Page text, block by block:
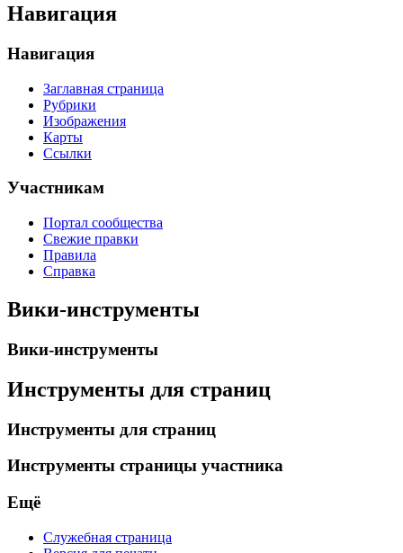
Навигация
Навигация
Заглавная страница
Рубрики
Изображения
Карты
Ссылки
Участникам
Портал сообщества
Свежие правки
Правила
Справка
Вики-инструменты
Вики-инструменты
Инструменты для страниц
Инструменты для страниц
Инструменты страницы участника
Ещё
Служебная страница